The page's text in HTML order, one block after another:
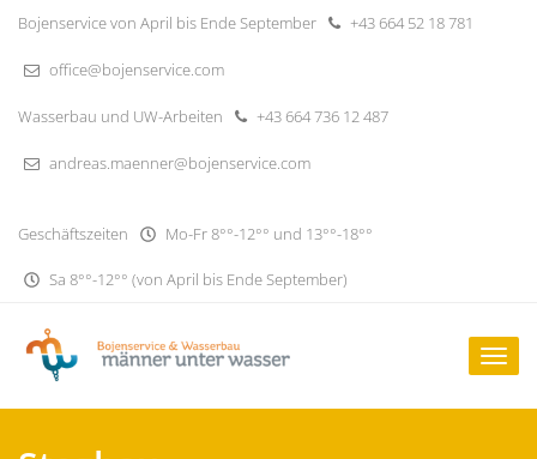
Bojenservice von April bis Ende September +43 664 52 18 781
office@bojenservice.com
Wasserbau und UW-Arbeiten +43 664 736 12 487
andreas.maenner@bojenservice.com
Geschäftszeiten Mo-Fr 8°°-12°° und 13°°-18°°
Sa 8°°-12°° (von April bis Ende September)